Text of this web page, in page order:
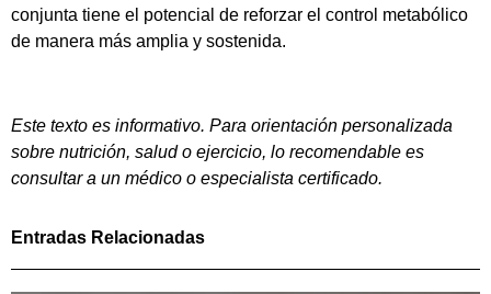
conjunta tiene el potencial de reforzar el control metabólico
de manera más amplia y sostenida.
Este texto es informativo. Para orientación personalizada
sobre nutrición, salud o ejercicio, lo recomendable es
consultar a un médico o especialista certificado.
Entradas Relacionadas